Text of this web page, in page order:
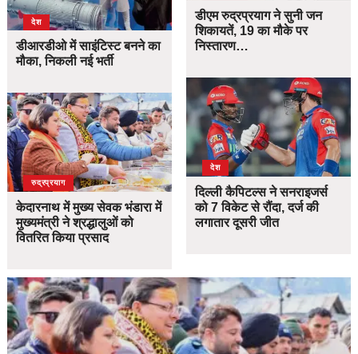
देश
डीआरडीओ में साइंटिस्ट बनने का
मौका, निकली नई भर्ती
उत्तराखंड
देश
रुद्रप्रयाग
केदारनाथ में मुख्य सेवक भंडारा में
मुख्यमंत्री ने श्रद्धालुओं को
वितरित किया प्रसाद
डीएम रुद्रप्रयाग ने सुनी जन
शिकायतें, 19 का मौके पर
निस्तारण…
देश
दिल्ली कैपिटल्स ने सनराइजर्स
को 7 विकेट से रौंदा, दर्ज की
लगातार दूसरी जीत